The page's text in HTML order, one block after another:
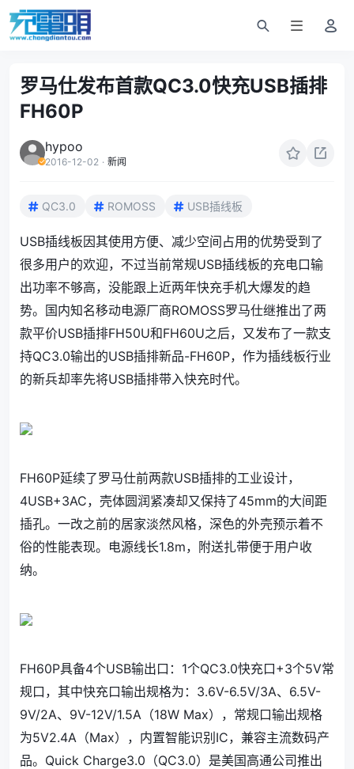
罗马仕发布首款QC3.0快充USB插排
FH60P
hypoo
2016-12-02 · 新闻
QC3.0 ROMOSS USB插线板
USB插线板因其使用方便、减少空间占用的优势受到了
很多用户的欢迎，不过当前常规USB插线板的充电口输
出功率不够高，没能跟上近两年快充手机大爆发的趋
势。国内知名移动电源厂商ROMOSS罗马仕继推出了两
款平价USB插排FH50U和FH60U之后，又发布了一款支
持QC3.0输出的USB插排新品-FH60P，作为插线板行业
的新兵却率先将USB插排带入快充时代。
FH60P延续了罗马仕前两款USB插排的工业设计，
4USB+3AC，壳体圆润紧凑却又保持了45mm的大间距
插孔。一改之前的居家淡然风格，深色的外壳预示着不
俗的性能表现。电源线长1.8m，附送扎带便于用户收
纳。
FH60P具备4个USB输出口：1个QC3.0快充口+3个5V常
规口，其中快充口输出规格为：3.6V-6.5V/3A、6.5V-
9V/2A、9V-12V/1.5A（18W Max），常规口输出规格
为5V2.4A（Max），内置智能识别IC，兼容主流数码产
品。Quick Charge3.0（QC3.0）是美国高通公司推出